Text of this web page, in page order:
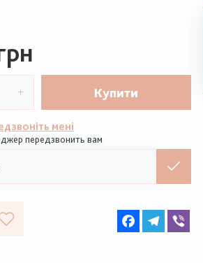
Купити
мені
передзвонить вам
FacebookTelegram